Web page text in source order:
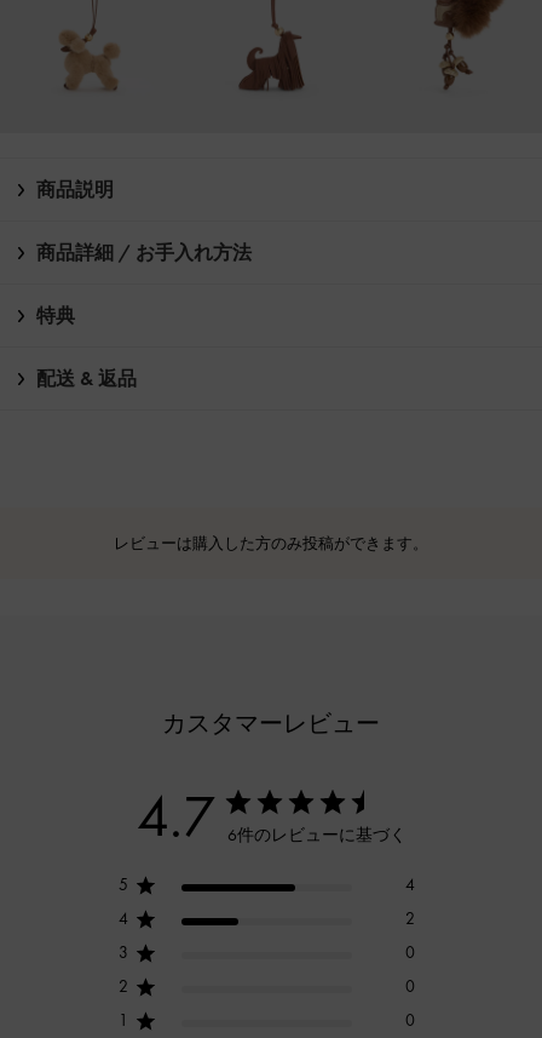
商品説明
商品詳細 / お手入れ方法
特典
配送 & 返品
レビューは購入した方のみ投稿ができます。
カスタマーレビュー
4.7 6件のレビューに基づく
5
4
4
2
3
0
2
0
1
0